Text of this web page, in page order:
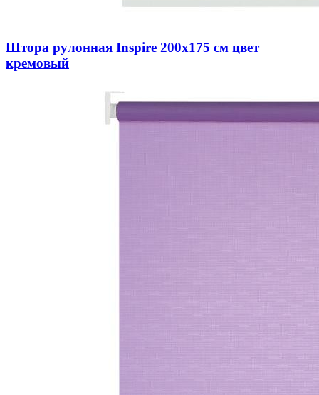
Штора рулонная Inspire 200х175 см цвет
кремовый